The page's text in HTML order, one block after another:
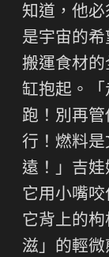
知道，他
是宇宙的
搬運食材
缸抱起。
跑！別再
行！燃料
遠！」吉娃
它用小嘴咬
它背上的
滋」的輕